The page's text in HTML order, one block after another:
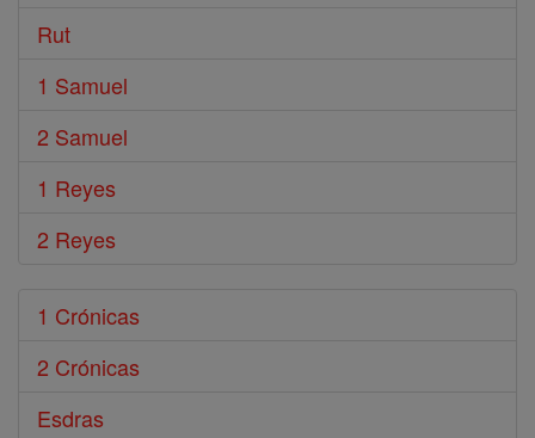
Rut
1 Samuel
2 Samuel
1 Reyes
2 Reyes
1 Crónicas
2 Crónicas
Esdras